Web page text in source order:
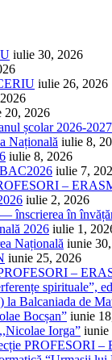
iulie 30, 2026
iulie 26, 2026
20, 2026
școlar 2026-2027
Națională iulie 8,
iulie 8, 2026
iulie 7,
–
iulie 2, 2026
înscrierea în
2026 iulie 1,
Națională iunie
iunie 25, 2026
–
spirituale”,
Balcaniada de
Bocșan” iunie
Iorga” iunie
PROFESORI